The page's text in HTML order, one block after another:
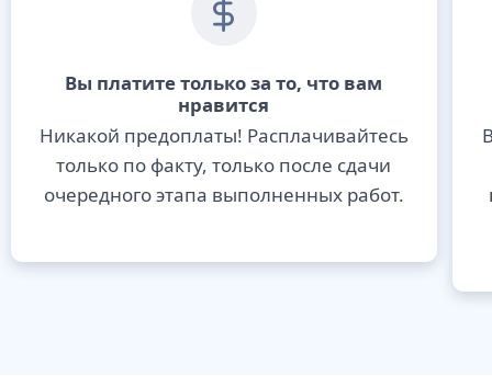
Вы платите только за то, что вам
нравится
Никакой предоплаты! Расплачивайтесь
только по факту, только после сдачи
очередного этапа выполненных работ.